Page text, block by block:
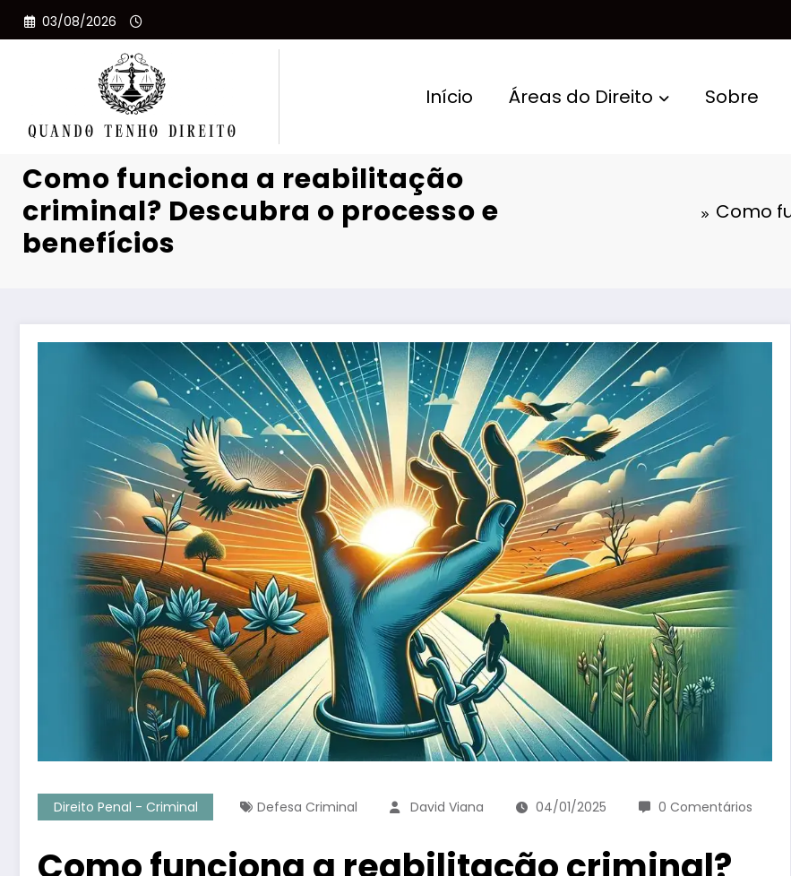
Pular
para
03/08/2026
Início Áreas do Direito Sobre
Como funciona a reabilitação
criminal? Descubra o processo e
benefícios
Como
Direito Penal - Criminal Defesa Criminal David Viana 04/01/2025 0 Comentários